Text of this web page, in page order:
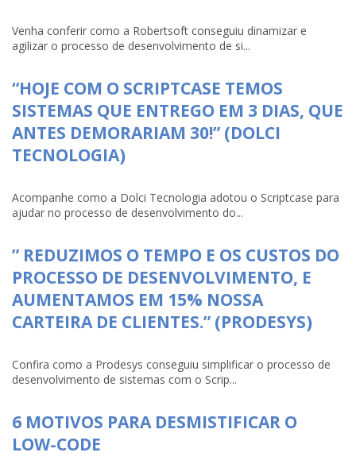
Venha conferir como a Robertsoft conseguiu dinamizar e
agilizar o processo de desenvolvimento de si...
“HOJE COM O SCRIPTCASE TEMOS
SISTEMAS QUE ENTREGO EM 3 DIAS, QUE
ANTES DEMORARIAM 30!” (DOLCI
TECNOLOGIA)
Acompanhe como a Dolci Tecnologia adotou o Scriptcase para
ajudar no processo de desenvolvimento do...
” REDUZIMOS O TEMPO E OS CUSTOS DO
PROCESSO DE DESENVOLVIMENTO, E
AUMENTAMOS EM 15% NOSSA
CARTEIRA DE CLIENTES.” (PRODESYS)
Confira como a Prodesys conseguiu simplificar o processo de
desenvolvimento de sistemas com o Scrip...
6 MOTIVOS PARA DESMISTIFICAR O
LOW-CODE